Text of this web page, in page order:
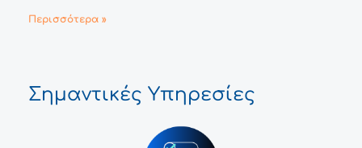
Περισσότερα »
Σημαντικές Υπηρεσίες